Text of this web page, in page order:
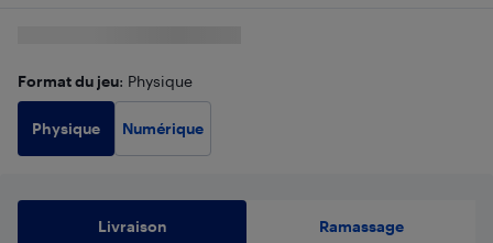
Format du jeu: Physique
Physique Numérique
Livraison Ramassage